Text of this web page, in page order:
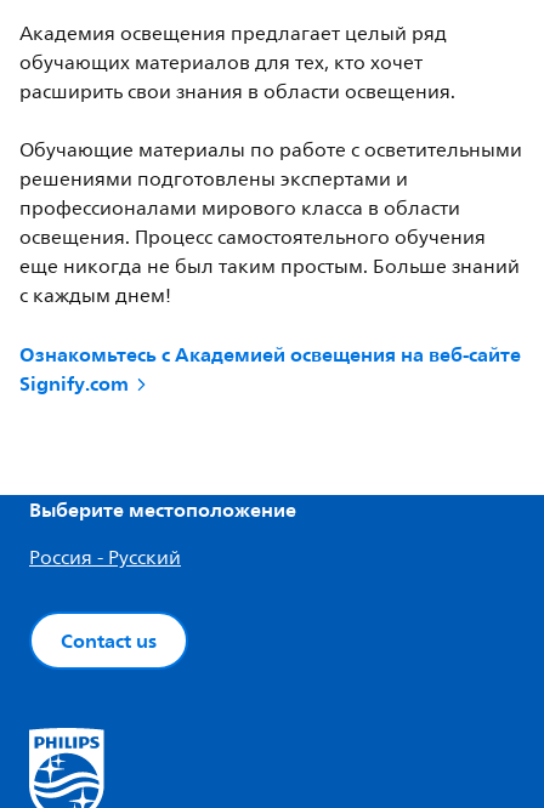
Академия освещения предлагает целый ряд
обучающих материалов для тех, кто хочет
расширить свои знания в области освещения.
Обучающие материалы по работе с осветительными
решениями подготовлены экспертами и
профессионалами мирового класса в области
освещения. Процесс самостоятельного обучения
еще никогда не был таким простым. Больше знаний
с каждым днем!
Ознакомьтесь с Академией освещения на веб-сайте
Signify.com
Выберите местоположение
Россия - Русский
Contact us